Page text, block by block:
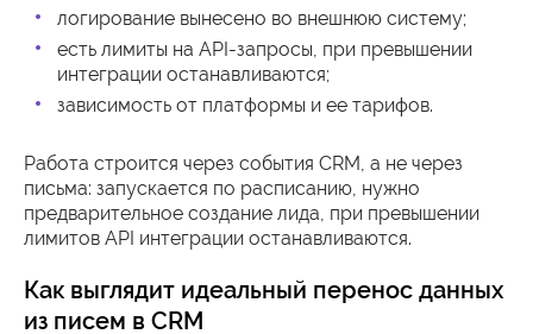
логирование вынесено во внешнюю систему;
есть лимиты на API-запросы, при превышении
интеграции останавливаются;
зависимость от платформы и ее тарифов.
Работа строится через события CRM, а не через
письма: запускается по расписанию, нужно
предварительное создание лида, при превышении
лимитов API интеграции останавливаются.
Как выглядит идеальный перенос данных
из писем в CRM